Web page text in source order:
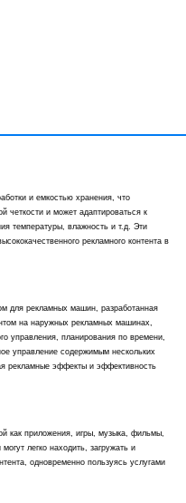
и емкостью хранения, что
четкости и может адаптироваться к
температуры, влажность и т.д. Эти
рекламного контента в
для рекламных машин, разработанная
на наружных рекламных машинах,
управления, планирования по времени,
управление содержимым нескольких
рекламные эффекты и эффективность
как приложения, игры, музыка, фильмы,
легко находить, загружать и
одновременно пользуясь услугами